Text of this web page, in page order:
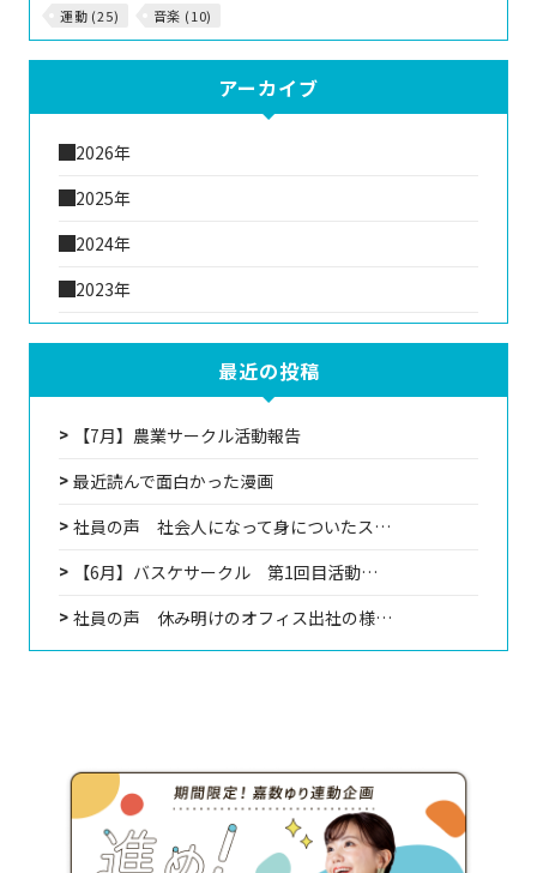
運動 (25) 音楽 (10)
アーカイブ
2026年
2025年
2024年
2023年
最近の投稿
【7月】農業サークル活動報告
最近読んで面白かった漫画
社員の声 社会人になって身についたス…
【6月】バスケサークル 第1回目活動…
社員の声 休み明けのオフィス出社の様…